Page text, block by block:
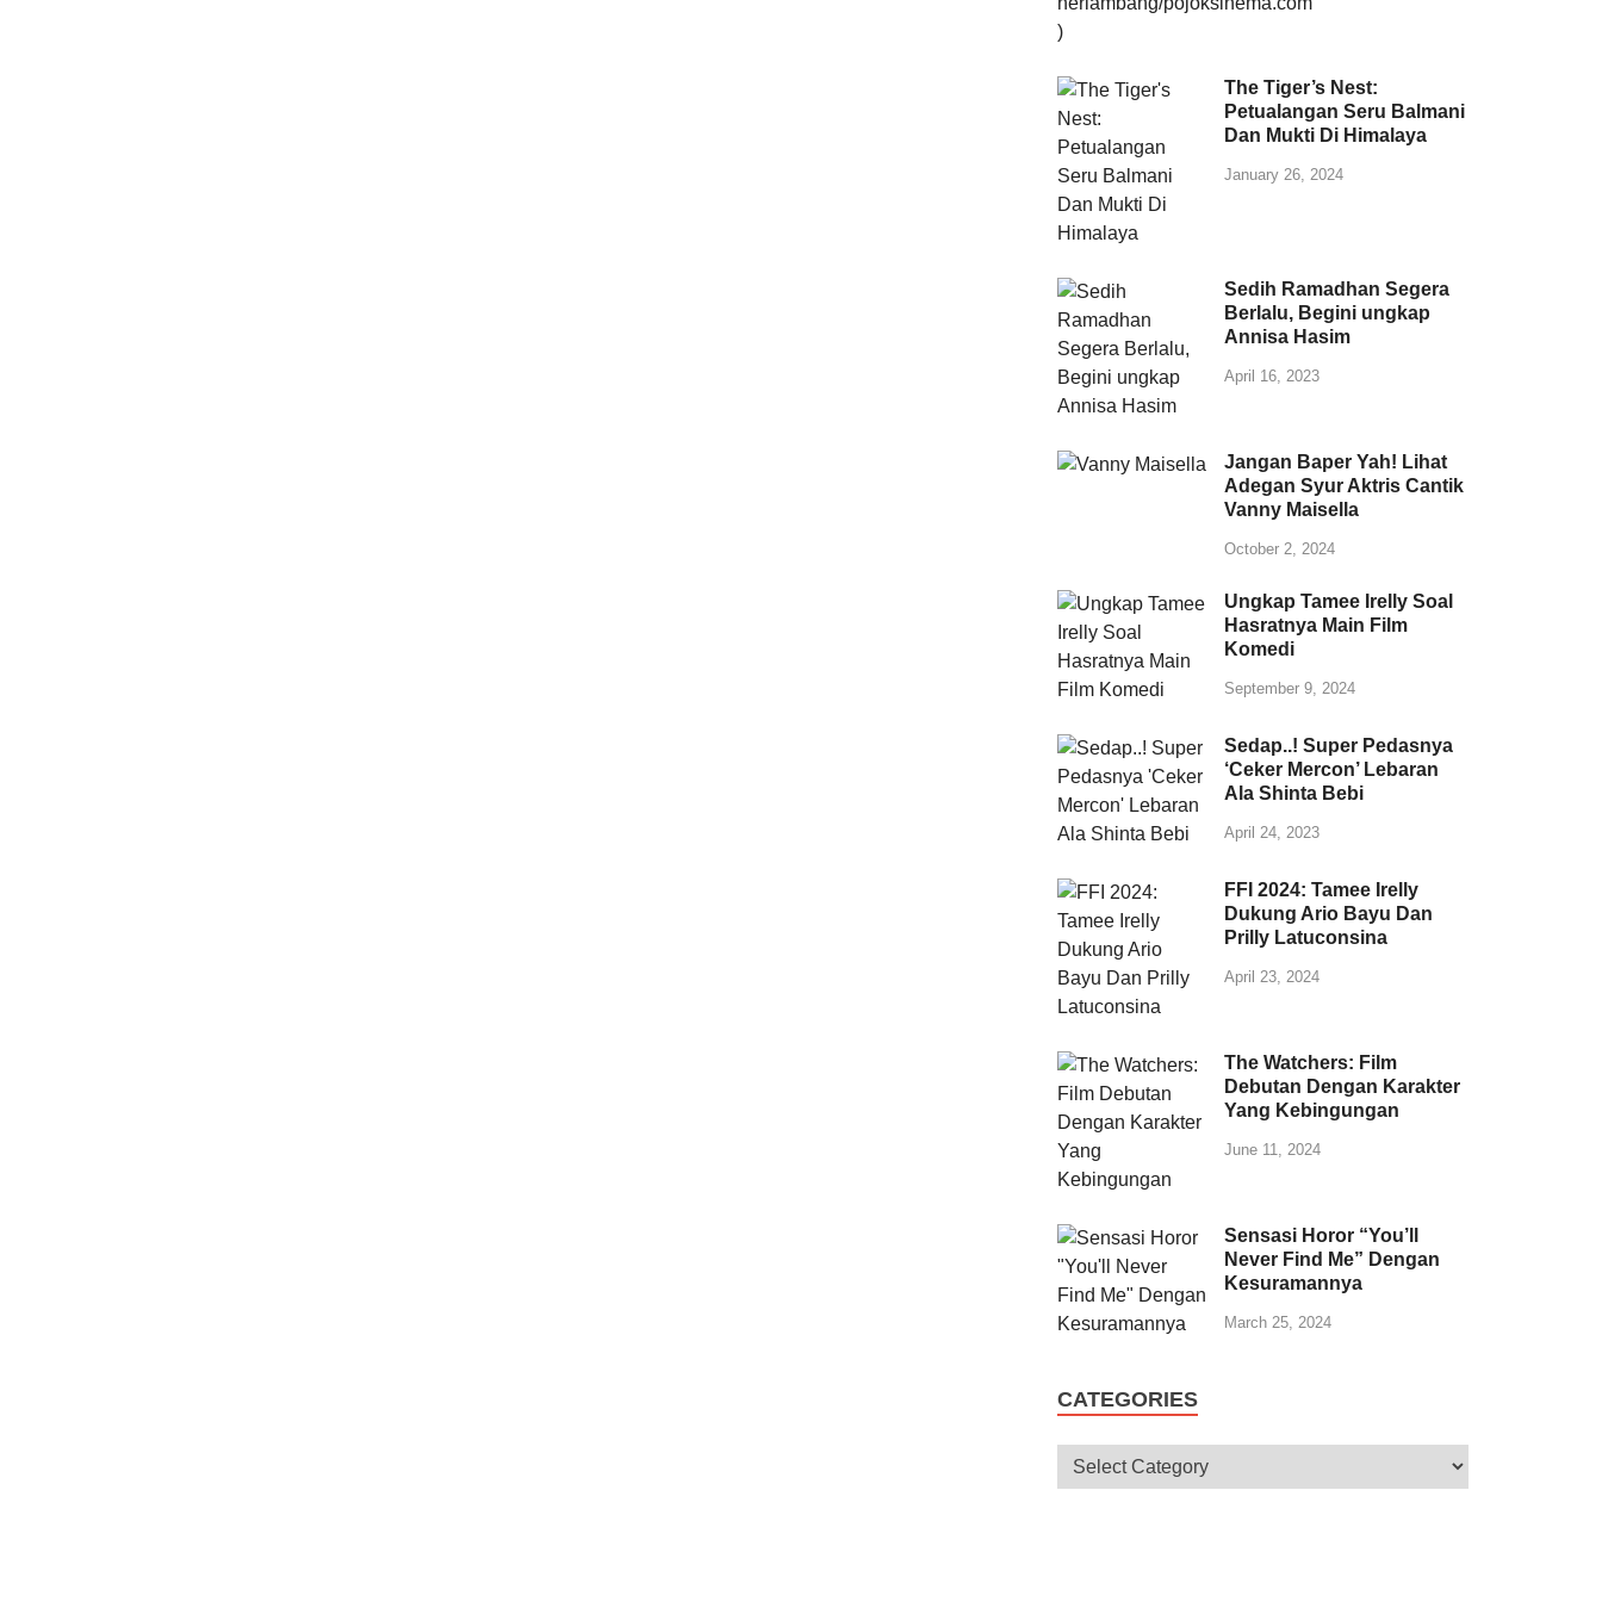
The Tiger’s Nest:
Petualangan Seru Balmani
Dan Mukti Di Himalaya
January 26, 2024
Sedih Ramadhan Segera
Berlalu, Begini ungkap
Annisa Hasim
April 16, 2023
Jangan Baper Yah! Lihat
Adegan Syur Aktris Cantik
Vanny Maisella
October 2, 2024
Ungkap Tamee Irelly Soal
Hasratnya Main Film
Komedi
September 9, 2024
Sedap..! Super Pedasnya
‘Ceker Mercon’ Lebaran
Ala Shinta Bebi
April 24, 2023
FFI 2024: Tamee Irelly
Dukung Ario Bayu Dan
Prilly Latuconsina
April 23, 2024
The Watchers: Film
Debutan Dengan Karakter
Yang Kebingungan
June 11, 2024
Sensasi Horor “You’ll
Never Find Me” Dengan
Kesuramannya
March 25, 2024
CATEGORIES